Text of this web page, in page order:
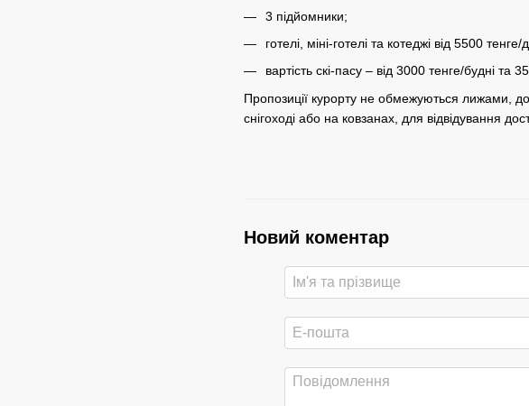
3 підйомники;
готелі, міні-готелі та котеджі від 5500 тенге/
вартість скі-пасу – від 3000 тенге/будні та
Пропозиції курорту не обмежуються лижами,
снігоході або на ковзанах, для відвідування
Новий коментар